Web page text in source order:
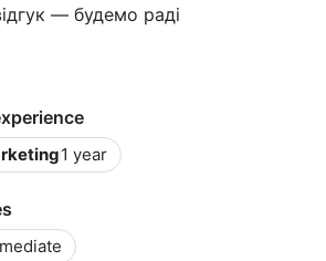
— будемо раді
1 year